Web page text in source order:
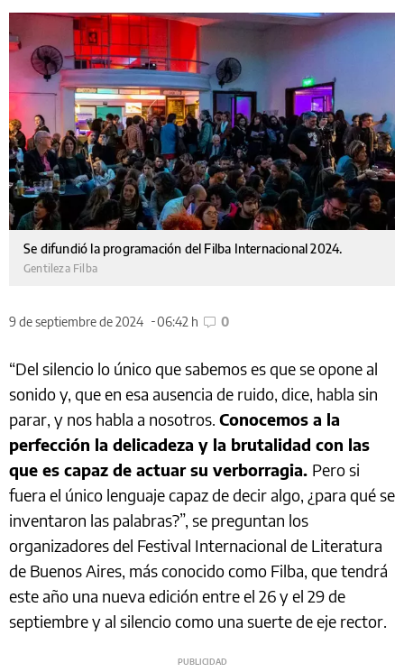
Se difundió la programación del Filba Internacional 2024.
Gentileza Filba
9 de septiembre de 2024 06:42 h 0
“Del silencio lo único que sabemos es que se opone al
sonido y, que en esa ausencia de ruido, dice, habla sin
parar, y nos habla a nosotros. Conocemos a la
perfección la delicadeza y la brutalidad con las
que es capaz de actuar su verborragia. Pero si
fuera el único lenguaje capaz de decir algo, ¿para qué se
inventaron las palabras?”, se preguntan los
organizadores del Festival Internacional de Literatura
de Buenos Aires, más conocido como Filba, que tendrá
este año una nueva edición entre el 26 y el 29 de
septiembre y al silencio como una suerte de eje rector.